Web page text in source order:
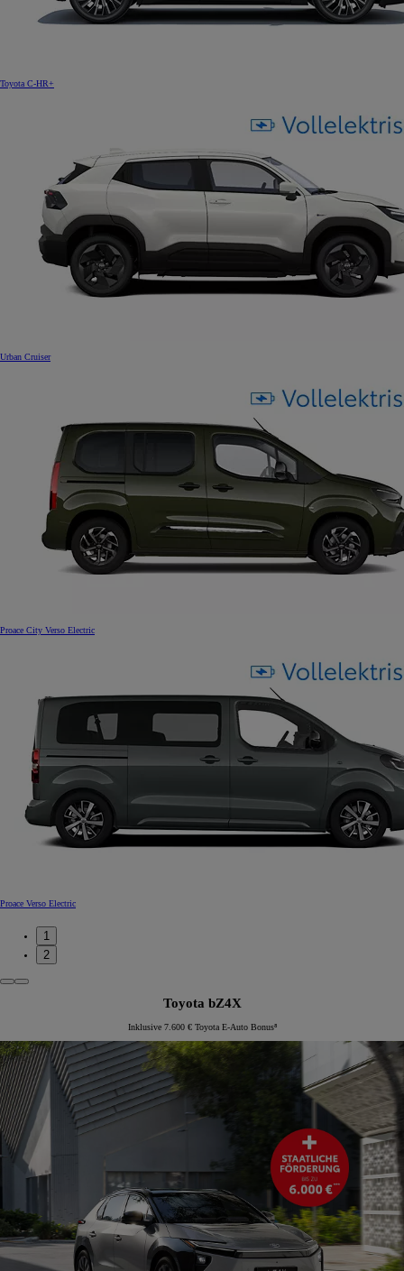
Toyota C-HR+
Urban Cruiser
Proace City Verso Electric
Proace Verso Electric
1
2
Toyota bZ4X
Inklusive 7.600 € Toyota E-Auto Bonus⁸